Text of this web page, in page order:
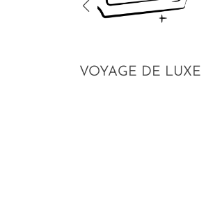
VOYAGE DE LUXE